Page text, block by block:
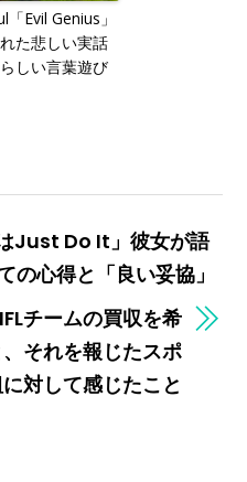
「Evil Genius」
た悲しい実話
しい言葉遊び
Just Do It」彼女が語
の心得と「良い妥協」
チームの買収を希
それを報じたスポ
対して感じたこと